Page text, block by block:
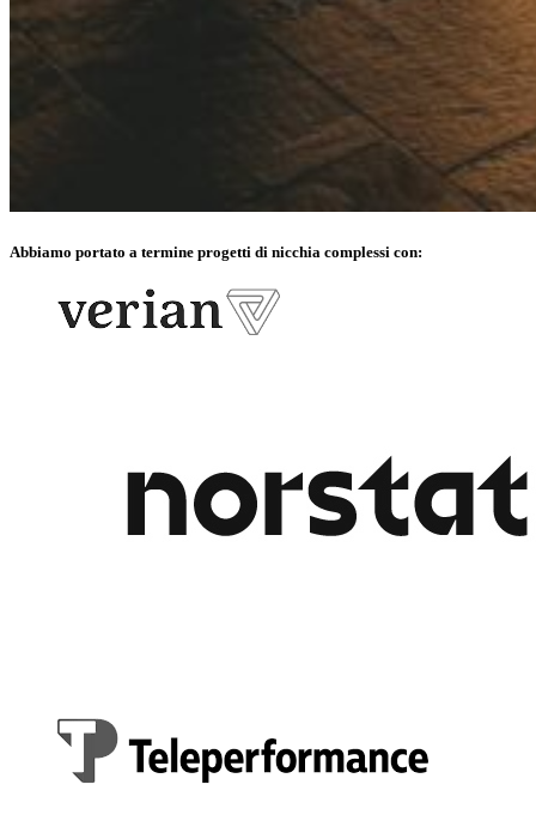
Abbiamo portato a termine progetti di nicchia complessi con: